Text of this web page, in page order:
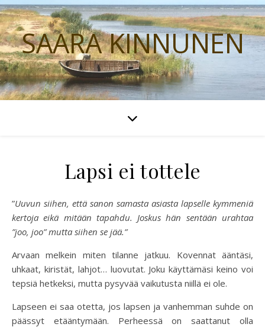
SAARA KINNUNEN
Lapsi ei tottele
”Uuvun siihen, että sanon samasta asiasta lapselle kymmeniä
kertoja eikä mitään tapahdu. Joskus hän sentään urahtaa
”joo, joo” mutta siihen se jää.”
Arvaan melkein miten tilanne jatkuu. Kovennat ääntäsi,
uhkaat, kiristät, lahjot… luovutat. Joku käyttämäsi keino voi
tepsiä hetkeksi, mutta pysyvää vaikutusta niillä ei ole.
Lapseen ei saa otetta, jos lapsen ja vanhemman suhde on
päässyt etääntymään. Perheessä on saattanut olla